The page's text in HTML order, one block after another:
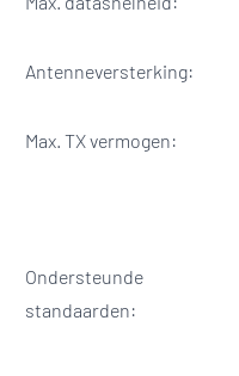
Antenneversterking:
Max. TX vermogen:
Ondersteunde
standaarden: